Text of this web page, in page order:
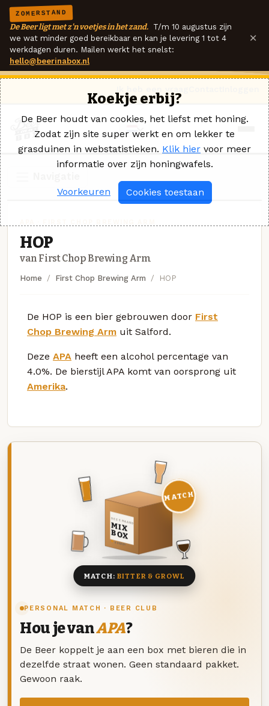
ZOMERSTAND
De Beer ligt met z'n voetjes in het zand. T/m 10 augustus zijn
we wat minder goed bereikbaar en kan je levering 1 tot 4
werkdagen duren. Mailen werkt het snelst:
hello@beerinabox.nl
×
HOP
van First Chop Brewing Arm
Home First Chop Brewing Arm HOP
De HOP is een bier gebrouwen door First
Chop Brewing Arm uit Salford.
Deze APA heeft een alcohol percentage van
4.0%. De bierstijl APA komt van oorsprong uit
Amerika.
PERSONAL MATCH · BEER CLUB
Hou je vanAPA?
De Beer koppelt je aan een box met bieren die in
dezelfde straat wonen. Geen standaard pakket.
Gewoon raak.
DEZE MAAND
MIX
BOX
8 BIEREN
MATCH
MATCH: BITTER & GROWL
Koekje erbij?
De Beer houdt van cookies, het liefst met honing.
Zodat zijn site super werkt en om lekker te
grasduinen in webstatistieken. Klik hier voor meer
informatie over zijn honingwafels.
Voorkeuren Cookies toestaan